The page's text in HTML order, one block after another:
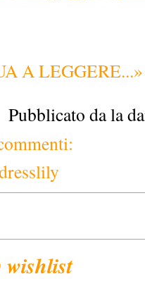
A LEGGERE...»
Pubblicato da la
wishlist